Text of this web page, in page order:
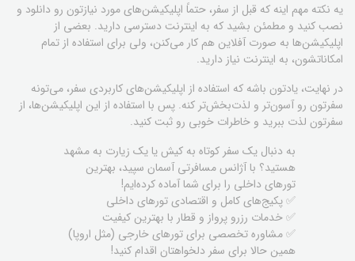
یه نکته مهم اینه که قبل از سفر، حتماً اپلیکیشن‌های مورد نیازتون رو دانلود و
نصب کنید و مطمئن بشید که به اینترنت دسترسی دارید. بعضی از
اپلیکیشن‌ها به صورت آفلاین هم کار می‌کنن، ولی برای استفاده از تمام
امکاناتشون، به اینترنت نیاز دارید.
در نهایت، یادتون باشه که استفاده از اپلیکیشن‌های کاربردی سفر، می‌تونه
سفرتون رو آسون‌تر و لذت‌بخش‌تر کنه. پس با استفاده از این اپلیکیشن‌ها، از
سفرتون لذت ببرید و خاطرات خوبی رو ثبت کنید.
به دنبال یک سفر کوتاه به کیش یا یک زیارت به مشهد
هستید؟ با آژانس مسافرتی آسمان سپید، بهترین
تورهای داخلی را برای شما آماده کرده‌ایم!
✅ پکیج‌های کامل و اقتصادی تورهای داخلی
✅ خدمات رزرو پرواز و قطار با بهترین کیفیت
✅ مشاوره‌ تخصصی برای تورهای خارجی (مثل اروپا)
همین حالا برای سفر دلخواهتان اقدام کنید!